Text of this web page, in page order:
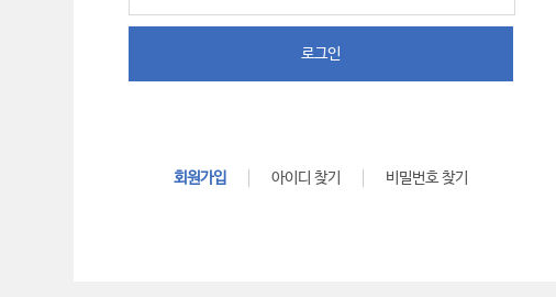
로그인
회원가입 아이디 찾기 비밀번호 찾기